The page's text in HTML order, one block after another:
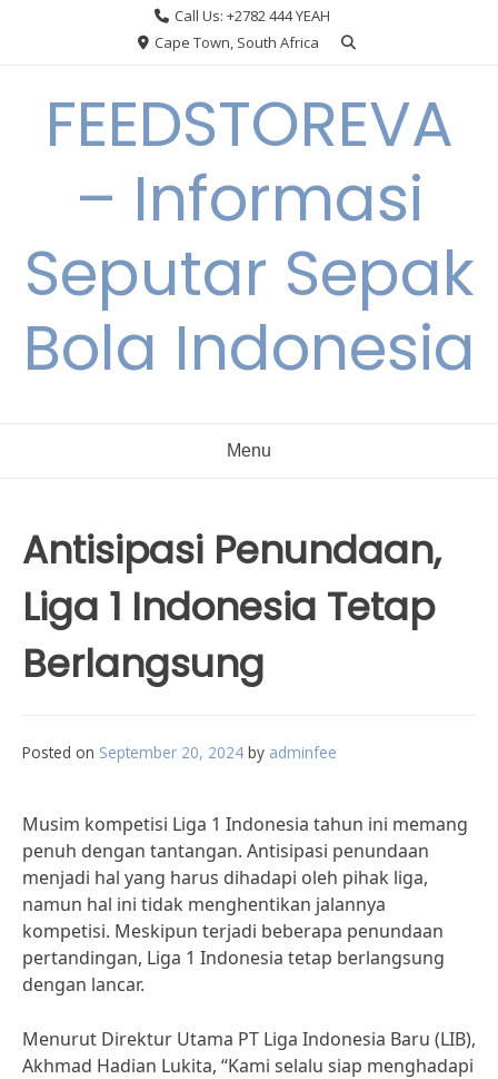
Call Us: +2782 444 YEAH
Cape Town, South Africa
FEEDSTOREVA
– Informasi
Seputar Sepak
Bola Indonesia
Menu
Antisipasi Penundaan,
Liga 1 Indonesia Tetap
Berlangsung
Posted on September 20, 2024 by adminfee
Musim kompetisi Liga 1 Indonesia tahun ini memang
penuh dengan tantangan. Antisipasi penundaan
menjadi hal yang harus dihadapi oleh pihak liga,
namun hal ini tidak menghentikan jalannya
kompetisi. Meskipun terjadi beberapa penundaan
pertandingan, Liga 1 Indonesia tetap berlangsung
dengan lancar.
Menurut Direktur Utama PT Liga Indonesia Baru (LIB),
Akhmad Hadian Lukita, “Kami selalu siap menghadapi